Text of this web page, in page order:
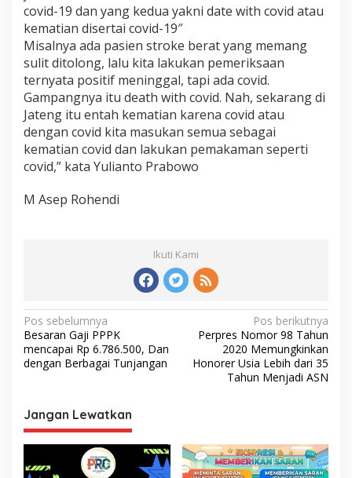
covid-19 dan yang kedua yakni date with covid atau
kematian disertai covid-19″
Misalnya ada pasien stroke berat yang memang
sulit ditolong, lalu kita lakukan pemeriksaan
ternyata positif meninggal, tapi ada covid.
Gampangnya itu death with covid. Nah, sekarang di
Jateng itu entah kematian karena covid atau
dengan covid kita masukan semua sebagai
kematian covid dan lakukan pemakaman seperti
covid,” kata Yulianto Prabowo
M Asep Rohendi
Ikuti Kami
Navigasi
pos
Pos sebelumnya
Besaran Gaji PPPK
mencapai Rp 6.786.500, Dan
dengan Berbagai Tunjangan
Pos berikutnya
Perpres Nomor 98 Tahun
2020 Memungkinkan
Honorer Usia Lebih dari 35
Tahun Menjadi ASN
Jangan Lewatkan